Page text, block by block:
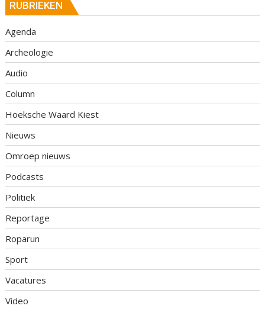
RUBRIEKEN
Agenda
Archeologie
Audio
Column
Hoeksche Waard Kiest
Nieuws
Omroep nieuws
Podcasts
Politiek
Reportage
Roparun
Sport
Vacatures
Video